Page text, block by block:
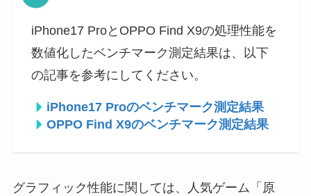
iPhone17 ProとOPPO Find X9の処理性能を
数値化したベンチマーク測定結果は、以下
の記事を参考にしてください。
iPhone17 Proのベンチマーク測定結果
OPPO Find X9のベンチマーク測定結果
グラフィック性能に関しては、人気ゲーム「原